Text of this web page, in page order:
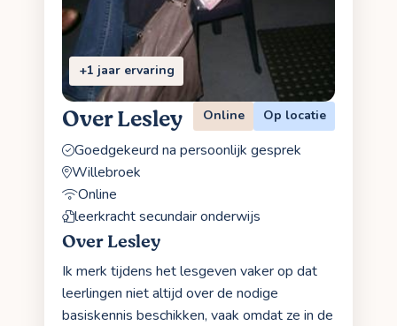
+1 jaar ervaring
Over Lesley Online Op locatie
Goedgekeurd na persoonlijk gesprek
Willebroek
Online
leerkracht secundair onderwijs
Over Lesley
Ik merk tijdens het lesgeven vaker op dat
leerlingen niet altijd over de nodige
basiskennis beschikken, vaak omdat ze in de